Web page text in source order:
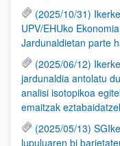
(2025/10/31)
UPV/EHUko
Jardunaldietan parte
(2025/06/12)
jardunaldia antolatu
analisi isotopikoa
emaitzak
(2025/05/13)
lupuluaren bi